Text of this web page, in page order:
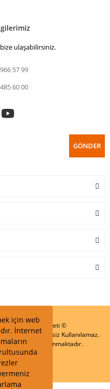
için web
İnternet
ulaşabilirsiniz.
57 99
60 00
GÖNDER
Limited Şirketi ©
saklıdır ve İzinsiz Kullanılamaz.
ile Korunmaktadır.